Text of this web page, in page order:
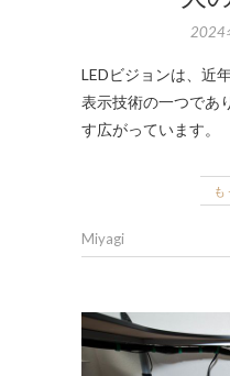
2024
LEDビジョンは、近
表示技術の一つであ
す広がっています。
Miyagi